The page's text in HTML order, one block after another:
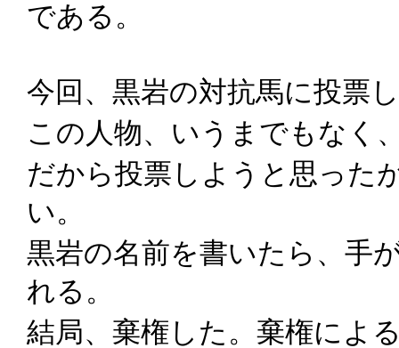
である。
今回、黒岩の対抗馬に投票
この人物、いうまでもなく
だから投票しようと思った
い。
黒岩の名前を書いたら、手
れる。
結局、棄権した。棄権によ